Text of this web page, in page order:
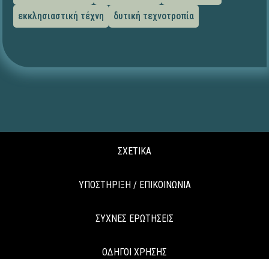
εκκλησιαστική τέχνη
δυτική τεχνοτροπία
ΣΧΕΤΙΚΑ
ΥΠΟΣΤΗΡΙΞΗ / ΕΠΙΚΟΙΝΩΝΙΑ
ΣΥΧΝΕΣ ΕΡΩΤΗΣΕΙΣ
ΟΔΗΓΟΙ ΧΡΗΣΗΣ